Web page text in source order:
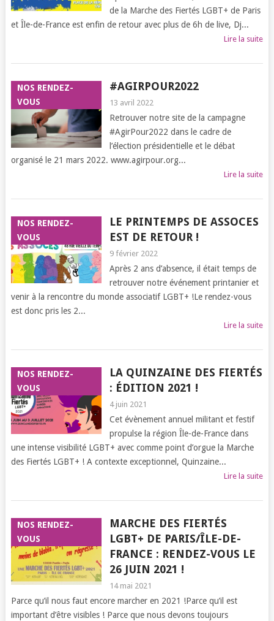
de la Marche des Fiertés LGBT+ de Paris
et Île-de-France est enfin de retour avec plus de 6h de live, Dj...
Lire la suite
NOS RENDEZ-
VOUS
#AGIRPOUR2022
13 avril 2022
Retrouver notre site de la campagne
#AgirPour2022 dans le cadre de
l’élection présidentielle et le débat
organisé le 21 mars 2022. www.agirpour.org...
Lire la suite
NOS RENDEZ-
VOUS
LE PRINTEMPS DE ASSOCES
EST DE RETOUR !
9 février 2022
Après 2 ans d’absence, il était temps de
retrouver notre événement printanier et
venir à la rencontre du monde associatif LGBT+ !Le rendez-vous
est donc pris les 2...
Lire la suite
NOS RENDEZ-
VOUS
LA QUINZAINE DES FIERTÉS
: ÉDITION 2021 !
4 juin 2021
Cet évènement annuel militant et festif
propulse la région Île-de-France dans
une intense visibilité LGBT+ avec comme point d’orgue la Marche
des Fiertés LGBT+ ! A contexte exceptionnel, Quinzaine...
Lire la suite
NOS RENDEZ-
VOUS
MARCHE DES FIERTÉS
LGBT+ DE PARIS/ÎLE-DE-
FRANCE : RENDEZ-VOUS LE
26 JUIN 2021 !
14 mai 2021
Parce qu’il nous faut encore marcher en 2021 !Parce qu’il est
important d’être visibles ! Parce que nous devons toujours